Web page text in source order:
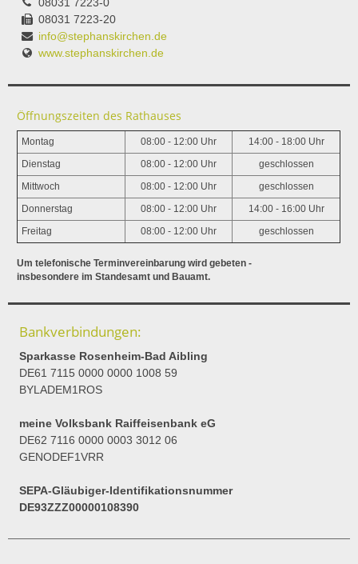
08031 7223-20
info@stephanskirchen.de
www.stephanskirchen.de
Öffnungszeiten des Rathauses
Montag 08:00 - 12:00 Uhr 14:00 - 18:00 Uhr
Dienstag 08:00 - 12:00 Uhr geschlossen
Mittwoch 08:00 - 12:00 Uhr geschlossen
Donnerstag 08:00 - 12:00 Uhr 14:00 - 16:00 Uhr
Freitag 08:00 - 12:00 Uhr geschlossen
Um telefonische Terminvereinbarung wird gebeten -
insbesondere im Standesamt und Bauamt.
Bankverbindungen:
Sparkasse Rosenheim-Bad Aibling
DE61 7115 0000 0000 1008 59
BYLADEM1ROS
meine Volksbank Raiffeisenbank eG
DE62 7116 0000 0003 3012 06
GENODEF1VRR
SEPA-Gläubiger-Identifikationsnummer
DE93ZZZ00000108390